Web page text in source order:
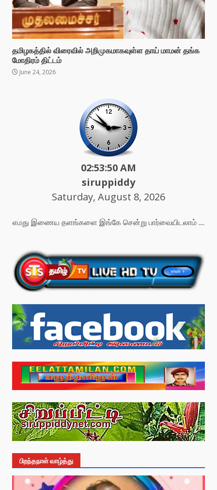
தமிழகத்தில் விரைவில் அறிமுகமாகவுள்ள தாய் மாமன் தங்க
மோதிரம் திட்டம்
June 24, 2026
02:53:52 AM
siruppiddy
Saturday, August 8, 2026
எமது இணைய தளங்களை இங்கே சென்று பார்வையிடலாம் ....
பிறந்தநாள் வாழ்த்து